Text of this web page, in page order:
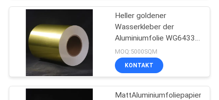
Klebender Aufkleber
Heller goldener
Wasserkleber der
Aluminiumfolie WG6433
mit weißer
Pergaminzwischenlage
MOQ:5000SQM
KONTAKT